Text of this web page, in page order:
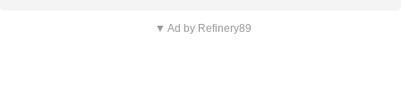
▼ Ad by Refinery89